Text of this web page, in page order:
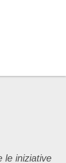
le iniziative